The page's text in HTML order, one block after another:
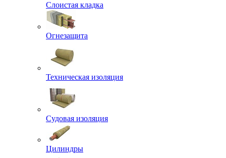
Слоистая кладка
Огнезащита
Техническая изоляция
Судовая изоляция
Цилиндры